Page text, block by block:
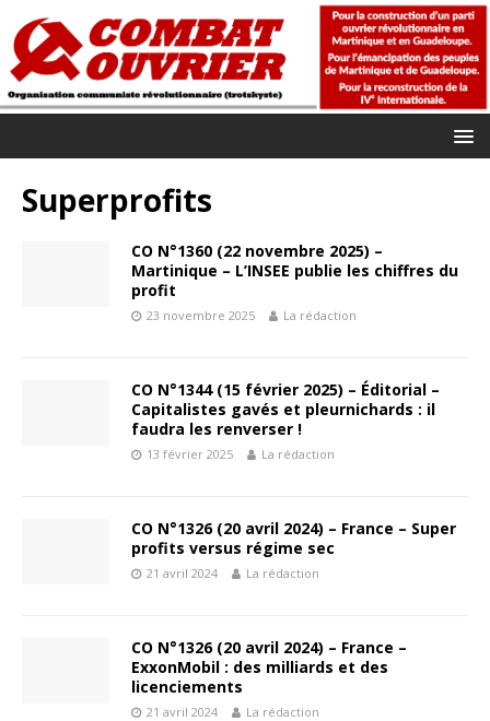
Superprofits
CO N°1360 (22 novembre 2025) –
Martinique – L’INSEE publie les chiffres du
profit
23 novembre 2025 La rédaction
CO N°1344 (15 février 2025) – Éditorial –
Capitalistes gavés et pleurnichards : il
faudra les renverser !
13 février 2025 La rédaction
CO N°1326 (20 avril 2024) – France – Super
profits versus régime sec
21 avril 2024 La rédaction
CO N°1326 (20 avril 2024) – France –
ExxonMobil : des milliards et des
licenciements
21 avril 2024 La rédaction